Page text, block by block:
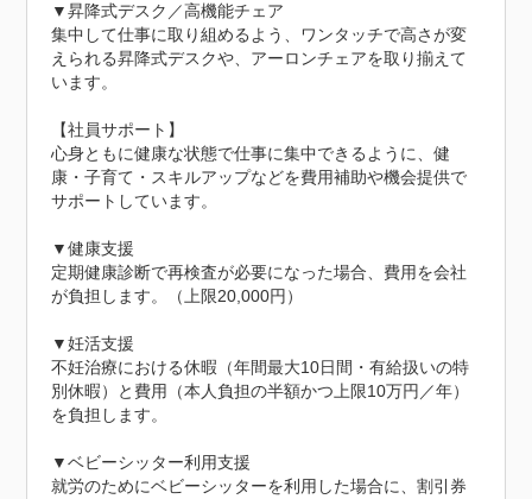
▼昇降式デスク／高機能チェア
集中して仕事に取り組めるよう、ワンタッチで高さが変
えられる昇降式デスクや、アーロンチェアを取り揃えて
います。
【社員サポート】
心身ともに健康な状態で仕事に集中できるように、健
康・子育て・スキルアップなどを費用補助や機会提供で
サポートしています。
▼健康支援
定期健康診断で再検査が必要になった場合、費用を会社
が負担します。（上限20,000円）
▼妊活支援
不妊治療における休暇（年間最大10日間・有給扱いの特
別休暇）と費用（本人負担の半額かつ上限10万円／年）
を負担します。
▼ベビーシッター利用支援
就労のためにベビーシッターを利用した場合に、割引券